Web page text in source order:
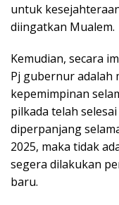
untuk
diingatkan Mualem.
Kemudian, secara
Pj gubernur adalah
kepemimpinan
pilkada telah
diperpanjang
2025, maka tidak
segera dilakukan
baru.